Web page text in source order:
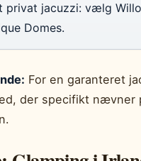
privat jacuzzi: vælg
Domes.
For en garanteret
der specifikt nævner